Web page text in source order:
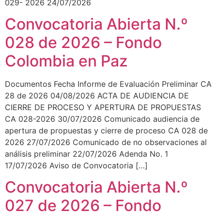
029- 2026 24/07/2026
Convocatoria Abierta N.º
028 de 2026 – Fondo
Colombia en Paz
Documentos Fecha Informe de Evaluación Preliminar CA
28 de 2026 04/08/2026 ACTA DE AUDIENCIA DE
CIERRE DE PROCESO Y APERTURA DE PROPUESTAS
CA 028-2026 30/07/2026 Comunicado audiencia de
apertura de propuestas y cierre de proceso CA 028 de
2026 27/07/2026 Comunicado de no observaciones al
análisis preliminar 22/07/2026 Adenda No. 1
17/07/2026 Aviso de Convocatoria […]
Convocatoria Abierta N.º
027 de 2026 – Fondo